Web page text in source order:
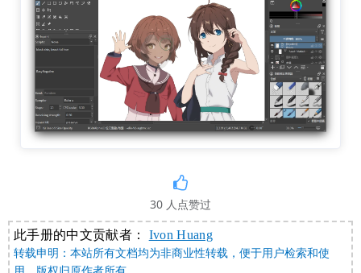
30 人点赞过
此手册的中文贡献者： Ivon Huang
转载申明：本站所有文档均为非商业性转载，便于用户检索和使